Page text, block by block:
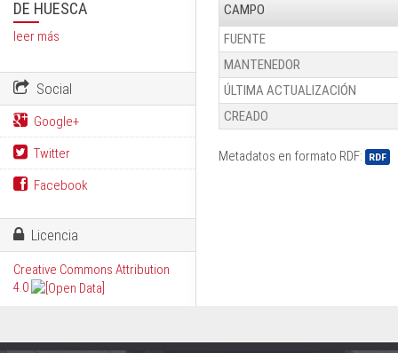
CAMPO
FUENTE
MANTENEDOR
ÚLTIMA ACTUALIZACIÓN
CREADO
Metadatos en formato RDF: RDF
DE HUESCA
leer más
Social
Google+
Twitter
Facebook
Licencia
Creative Commons Attribution
4.0